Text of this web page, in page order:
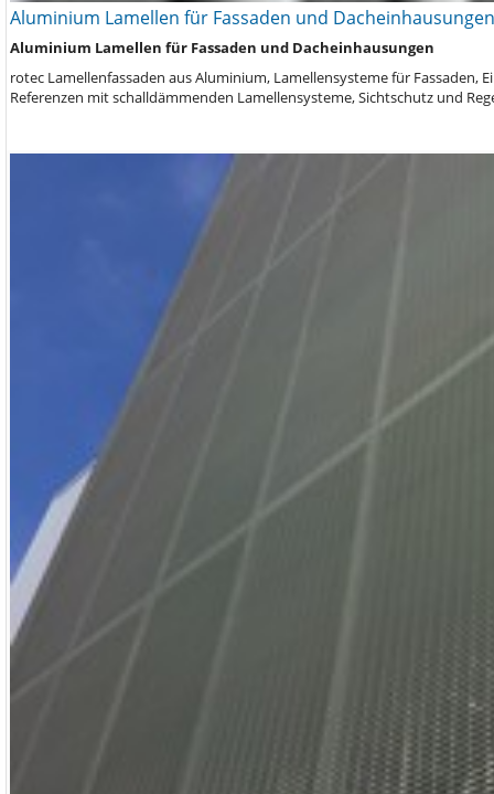
Aluminium Lamellen für Fassaden und Dacheinhausungen
Aluminium Lamellen für Fassaden und Dacheinhausungen
rotec Lamellenfassaden aus Aluminium, Lamellensysteme für Fassaden,
Referenzen mit schalldämmenden Lamellensysteme, Sichtschutz und